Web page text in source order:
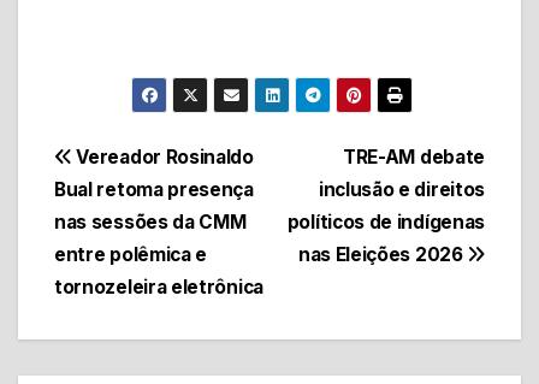
Navegação
de
Post
TRE-AM debate
inclusão e direitos
políticos de indígenas
nas Eleições 2026
Vereador Rosinaldo
Bual retoma presença
nas sessões da CMM
entre polêmica e
tornozeleira eletrônica